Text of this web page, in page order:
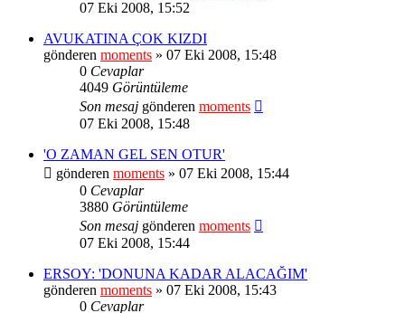
07 Eki 2008, 15:52
AVUKATINA ÇOK KIZDI
gönderen moments » 07 Eki 2008, 15:48
0 Cevaplar
4049 Görüntüleme
Son mesaj gönderen moments
07 Eki 2008, 15:48
'O ZAMAN GEL SEN OTUR'
gönderen moments » 07 Eki 2008, 15:44
0 Cevaplar
3880 Görüntüleme
Son mesaj gönderen moments
07 Eki 2008, 15:44
ERSOY: 'DONUNA KADAR ALACAĞIM'
gönderen moments » 07 Eki 2008, 15:43
0 Cevaplar